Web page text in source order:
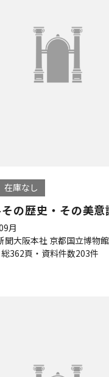
在庫なし
の歴史・その美意
月
聞大阪本社 京都国立博物館
362頁・資料件数203件